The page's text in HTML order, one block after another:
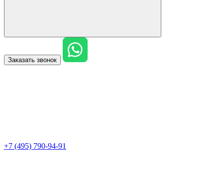
Заказать звонок
+7 (495) 790-94-91